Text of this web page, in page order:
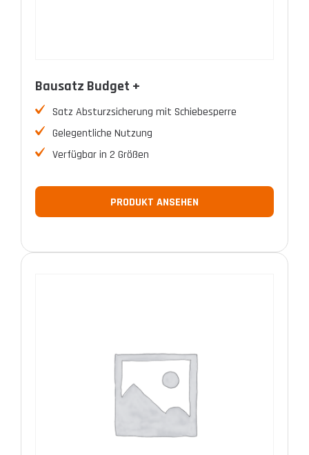
Bausatz Budget +
Satz Absturzsicherung mit Schiebesperre
Gelegentliche Nutzung
Verfügbar in 2 Größen
PRODUKT ANSEHEN